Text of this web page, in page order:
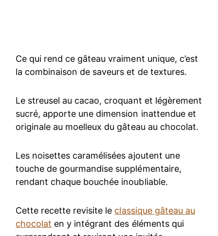
Ce qui rend ce gâteau vraiment unique, c’est
la combinaison de saveurs et de textures.
Le streusel au cacao, croquant et légèrement
sucré, apporte une dimension inattendue et
originale au moelleux du gâteau au chocolat.
Les noisettes caramélisées ajoutent une
touche de gourmandise supplémentaire,
rendant chaque bouchée inoubliable.
Cette recette revisite le classique gâteau au
chocolat en y intégrant des éléments qui